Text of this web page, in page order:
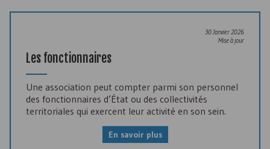
30 Janvier 2026
Mise à jour
Les fonctionnaires
Une association peut compter parmi son personnel
des fonctionnaires d’État ou des collectivités
territoriales qui exercent leur activité en son sein.
En savoir plus